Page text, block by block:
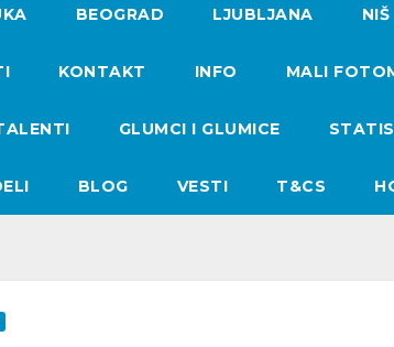
BEOGRAD LJUBLJANA NIŠ
KONTAKT INFO MALI
GLUMCI I GLUMICE
BLOG VESTI T&CS